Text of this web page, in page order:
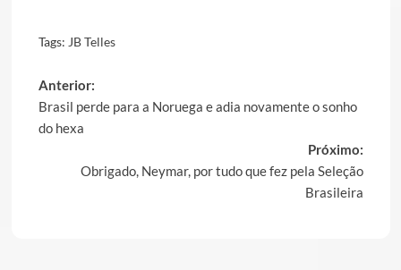
Tags: JB Telles
Post
navigation
Anterior:
Brasil perde para a Noruega e adia novamente o sonho
do hexa
Próximo:
Obrigado, Neymar, por tudo que fez pela Seleção
Brasileira